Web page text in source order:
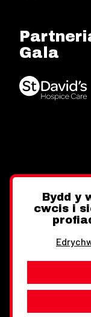
Gala
Twitter
Ewch i'r Wefan
Wythnos Cymru
Bydd y
cwcis i